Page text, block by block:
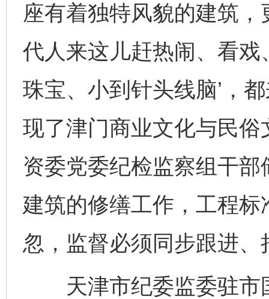
座有着独特风貌的建筑
代人来这儿赶热闹、看戏
珠宝、小到针头线脑’，
现了津门商业文化与民俗
资委党委纪检监察组干
建筑的修缮工作，工程
忽，监督必须同步跟进、
天津市纪委监委驻市